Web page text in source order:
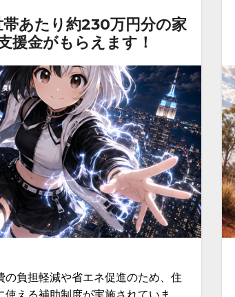
帯あたり約230万円分の家
援金がもらえます！
の負担軽減や省エネ促進のため、住
使える補助制度が実施されていま